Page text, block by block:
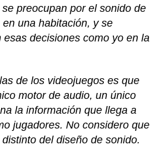
preocupan por el sonido de
una habitación, y se
decisiones como yo en la
de los videojuegos es que
motor de audio, un único
la información que llega a
jugadores. No considero que
del diseño de sonido.